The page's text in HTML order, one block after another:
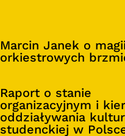
Marcin Janek o magii
orkiestrowych
Raport o stanie
organizacyjnym i
oddziaływania
studenckiej w